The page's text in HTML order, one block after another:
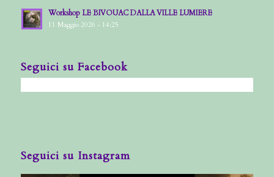
Workshop LE BIVOUAC DALLA VILLE LUMIERE
11 Maggio 2026 - 14:25
Seguici su Facebook
Seguici su Instagram